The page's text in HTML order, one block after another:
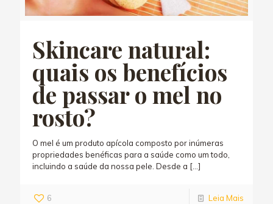
Skincare natural:
quais os benefícios
de passar o mel no
rosto?
O mel é um produto apícola composto por inúmeras
propriedades benéficas para a saúde como um todo,
incluindo a saúde da nossa pele. Desde a […]
6 Leia Mais